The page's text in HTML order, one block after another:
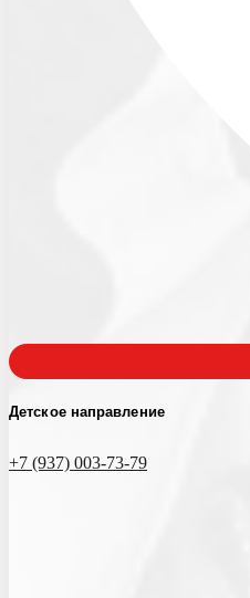
Детское направление
+7 (937) 003-73-79